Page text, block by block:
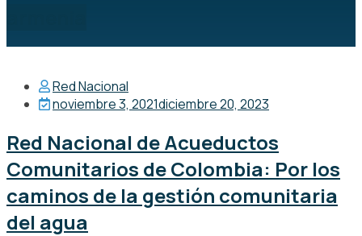
Red Nacional
noviembre 3, 2021diciembre 20, 2023
Red Nacional de Acueductos
Comunitarios de Colombia: Por los
caminos de la gestión comunitaria
del agua